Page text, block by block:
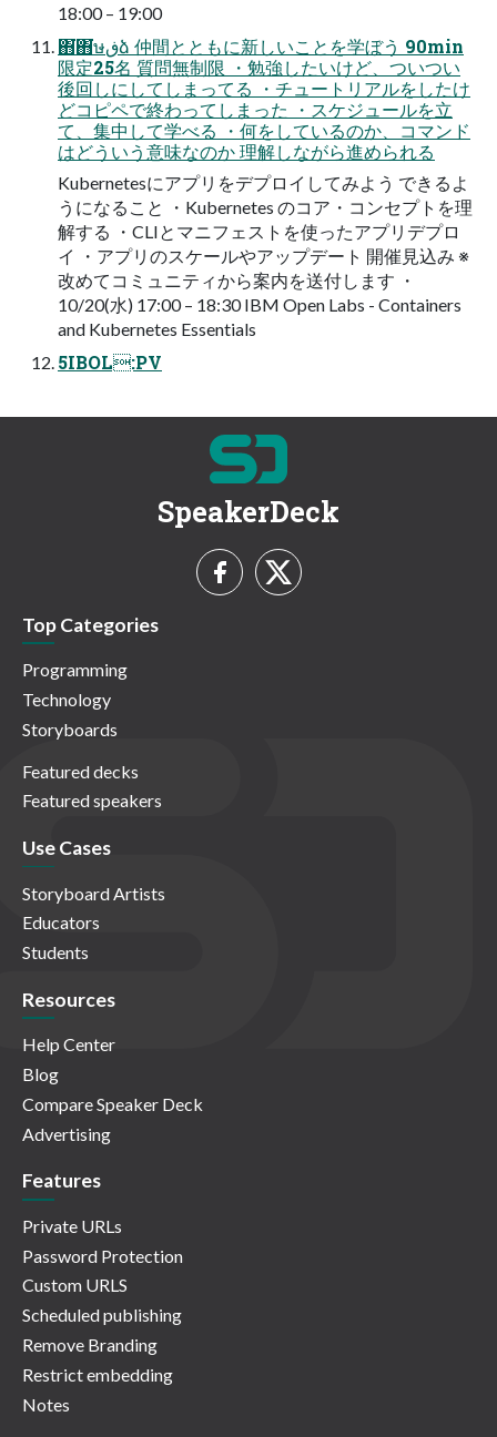
18:00 – 19:00
΋͘΋͘ษڧձ 仲間とともに新しいことを学ぼう 90min
限定25名 質問無制限 ・勉強したいけど、ついつい
後回しにしてしまってる ・チュートリアルをしたけ
どコピペで終わってしまった ・スケジュールを⽴
て、集中して学べる ・何をしているのか、コマンド
はどういう意味なのか 理解しながら進められる
Kubernetesにアプリをデプロイしてみよう できるよ
うになること ・Kubernetes のコア・コンセプトを理
解する ・CLIとマニフェストを使ったアプリデプロ
イ ・アプリのスケールやアップデート 開催⾒込み ※
改めてコミュニティから案内を送付します ・
10/20(⽔) 17:00 – 18:30 IBM Open Labs - Containers
and Kubernetes Essentials
5IBOL:PV
SpeakerDeck
Top Categories
Programming
Technology
Storyboards
Featured decks
Featured speakers
Use Cases
Storyboard Artists
Educators
Students
Resources
Help Center
Blog
Compare Speaker Deck
Advertising
Features
Private URLs
Password Protection
Custom URLS
Scheduled publishing
Remove Branding
Restrict embedding
Notes